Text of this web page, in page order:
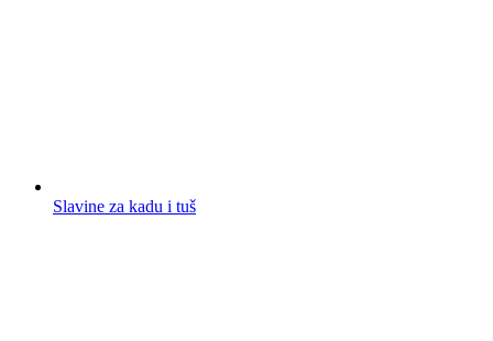
Slavine za kadu i tuš